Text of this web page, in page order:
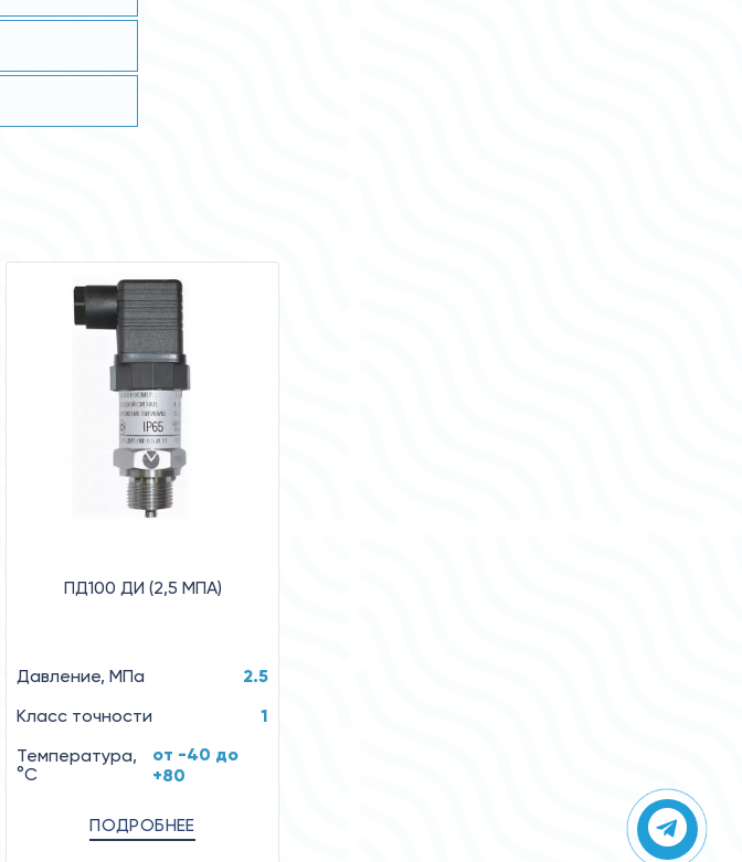
ПД100 ДИ (2,5 МПА)
Давление, МПа
2.5
Класс точности
1
Температура,
°C
от -40 до
+80
ПОДРОБНЕЕ